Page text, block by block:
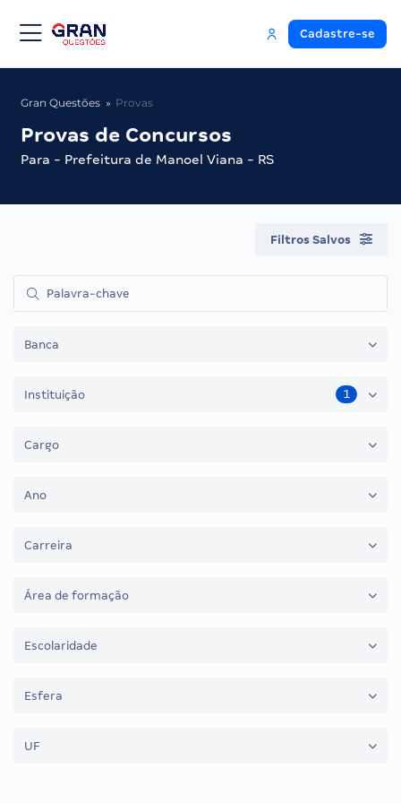
Cadastre-se
Gran Questões Provas
Provas de Concursos
Para - Prefeitura de Manoel Viana - RS
Filtros Salvos
Banca
Instituição 1
Cargo
Ano
Carreira
Área de formação
Escolaridade
Esfera
UF